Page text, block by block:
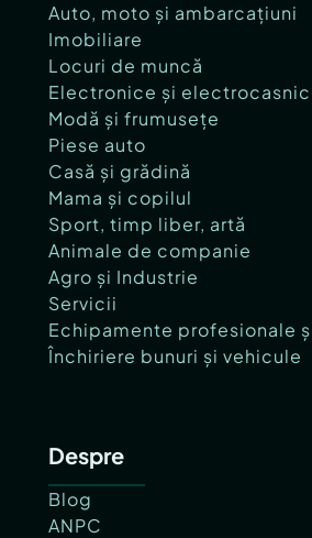
Auto, moto și ambarcațiuni
Imobiliare
Locuri de muncă
Electronice și
Modă și frumusețe
Piese auto
Casă și grădină
Mama și copilul
Sport, timp liber, artă
Animale de companie
Agro și Industrie
Servicii
Echipamente profesionale
Închiriere bunuri și vehicule
Despre
Blog
ANPC